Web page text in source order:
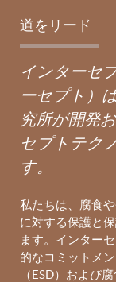
道をリード
インターセ
ーセプト）
究所が開発
セプトテク
す。
私たちは、腐食
に対する保護と
ます。インター
的なコミットメ
（ESD）および